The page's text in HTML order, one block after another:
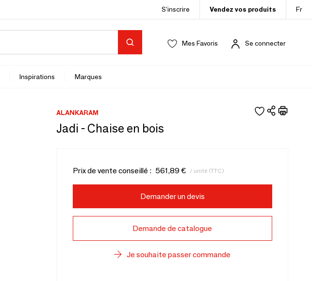
S’inscrire Vendez vos produits Fr
Mes Favoris Se connecter
Inspirations Marques
ALANKARAM
Jadi - Chaise en bois
Prix de vente conseillé : 561,89 € / unité (TTC)
Demander un devis
Demande de catalogue
Je souhaite passer commande